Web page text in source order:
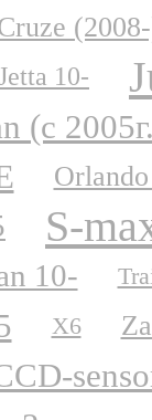
10-
(с
S-
10-
X6